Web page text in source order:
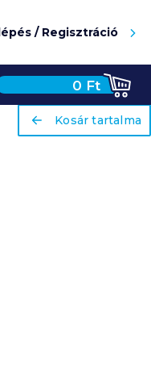
/ Regisztráció
0 Ft
ariaLabel
Kosár tartalma